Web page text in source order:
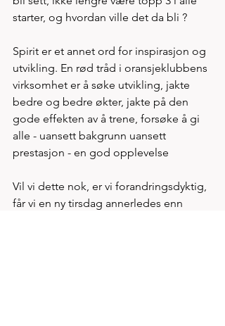
starter, og hvordan ville det da bli ?
Spirit er et annet ord for inspirasjon og
utvikling. En rød tråd i oransjeklubbens
virksomhet er å søke utvikling, jakte
bedre og bedre økter, jakte på den
gode effekten av å trene, forsøke å gi
alle - uansett bakgrunn uansett
prestasjon - en god opplevelse
Vil vi dette nok, er vi forandringsdyktig,
får vi en ny tirsdag annerledes enn